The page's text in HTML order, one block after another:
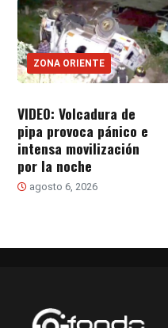
ZONA ORIENTE
VIDEO: Volcadura de
pipa provoca pánico e
intensa movilización
por la noche
agosto 6, 2026